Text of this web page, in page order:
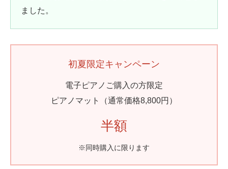
ました。
初夏限定キャンペーン
電子ピアノご購入の方限定
ピアノマット（通常価格8,800円）
半額
※同時購入に限ります